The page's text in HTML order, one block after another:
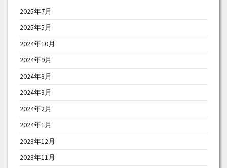
2025年7月
2025年5月
2024年10月
2024年9月
2024年8月
2024年3月
2024年2月
2024年1月
2023年12月
2023年11月